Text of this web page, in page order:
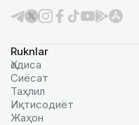
Ruknlar
Ҳодиса
Сиёсат
Таҳлил
Иқтисодиёт
Жаҳон